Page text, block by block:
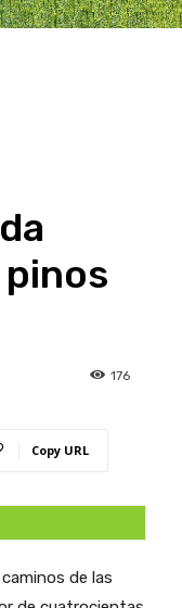
176
Copy URL
de las